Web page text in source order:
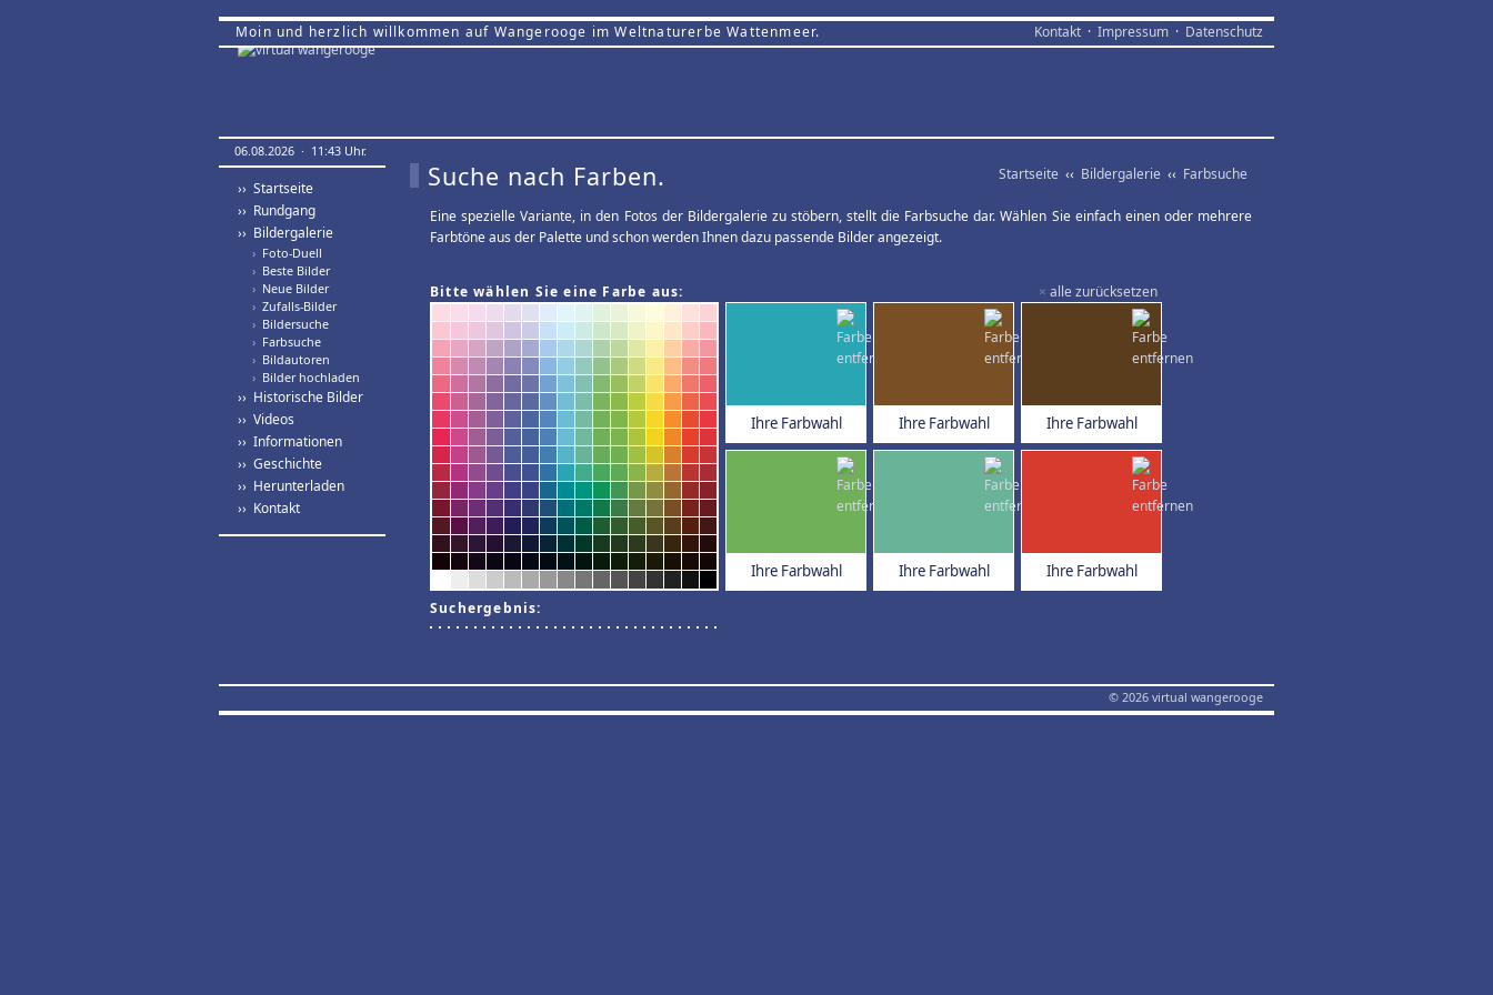
Moin und herzlich willkommen auf Wangerooge im Weltnaturerbe Wattenmeer. Kontakt · Impressum · Datenschutz
06.08.2026 · 11:43 Uhr.
›› Startseite
›› Rundgang
›› Bildergalerie
› Foto-Duell
› Beste Bilder
› Neue Bilder
› Zufalls-Bilder
› Bildersuche
› Farbsuche
› Bildautoren
› Bilder hochladen
›› Historische Bilder
›› Videos
›› Informationen
›› Geschichte
›› Herunterladen
›› Kontakt
Startseite ‹‹ Bildergalerie ‹‹ Farbsuche
Suche nach Farben.
Eine spezielle Variante, in den Fotos der Bildergalerie zu stöbern, stellt die Farbsuche dar. Wählen Sie einfach einen oder mehrere
Farbtöne aus der Palette und schon werden Ihnen dazu passende Bilder angezeigt.
× alle zurücksetzen
Bitte wählen Sie eine Farbe aus:
Ihre Farbwahl Ihre Farbwahl Ihre Farbwahl
Ihre Farbwahl Ihre Farbwahl Ihre Farbwahl
Suchergebnis:
© 2026 virtual wangerooge